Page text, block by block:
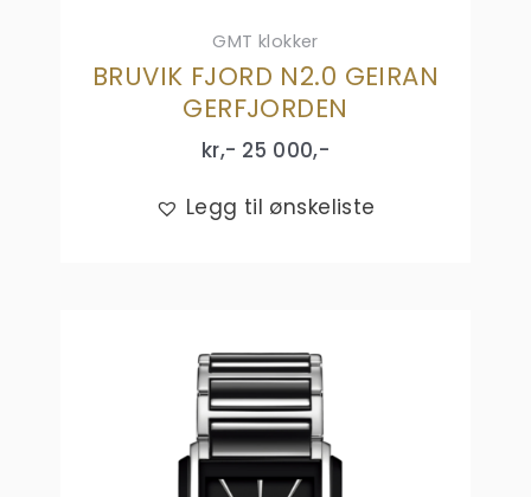
GMT klokker
BRUVIK FJORD N2.0 GEIRAN
GERFJORDEN
kr,- 25 000,-
Legg til ønskeliste